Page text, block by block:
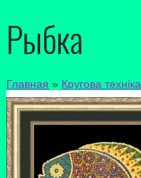
Рыбка
Главная » Кругова техніка